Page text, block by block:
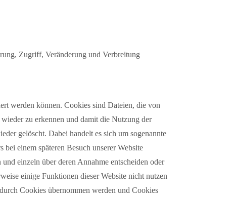
Zugriff, Veränderung und Verbreitung
werden können. Cookies sind Dateien, die von
zu erkennen und damit die Nutzung der
gelöscht. Dabei handelt es sich um sogenannte
einem späteren Besuch unserer Website
einzeln über deren Annahme entscheiden oder
einige Funktionen dieser Website nicht nutzen
Cookies übernommen werden und Cookies